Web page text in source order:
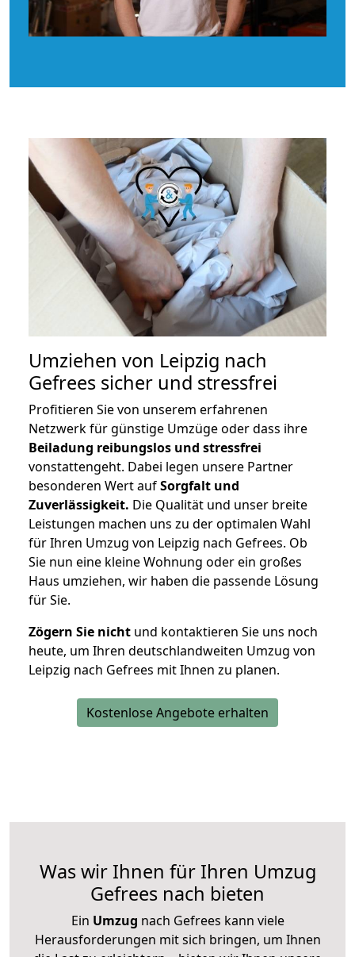
Umziehen von Leipzig nach
Gefrees sicher und stressfrei
Profitieren Sie von unserem erfahrenen
Netzwerk für günstige Umzüge oder dass ihre
Beiladung reibungslos und stressfrei
vonstattengeht. Dabei legen unsere Partner
besonderen Wert aufSorgfalt und
Zuverlässigkeit. Die Qualität und unser breite
Leistungen machen uns zu der optimalen Wahl
für Ihren Umzug von Leipzig nach Gefrees. Ob
Sie nun eine kleine Wohnung oder ein großes
Haus umziehen, wir haben die passende Lösung
für Sie.
Zögern Sie nicht und kontaktieren Sie uns noch
heute, um Ihren deutschlandweiten Umzug von
Leipzig nach Gefrees mit Ihnen zu planen.
Kostenlose Angebote erhalten
Was wir Ihnen für Ihren Umzug
Gefrees nach bieten
Ein Umzug nach Gefrees kann viele
Herausforderungen mit sich bringen, um Ihnen